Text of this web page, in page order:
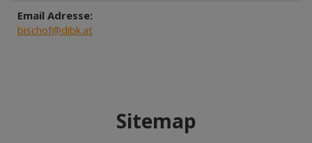
Email Adresse:
bischof@dibk.at
Sitemap